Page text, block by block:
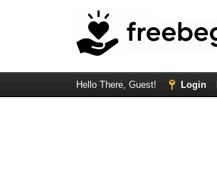
Hello There, Guest! Login